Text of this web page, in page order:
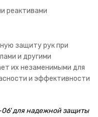
реактивами
защиту рук при
и другими
их незаменимыми для
и эффективности
для надежной защиты